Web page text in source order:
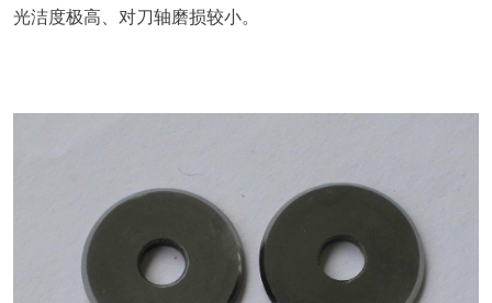
光洁度极高、对刀轴磨损较小。